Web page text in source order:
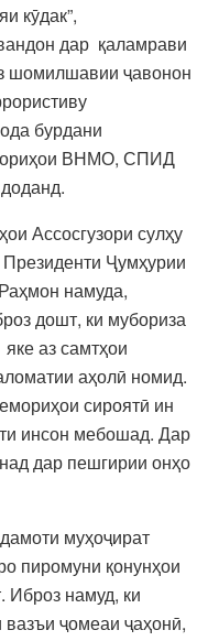
кӯдак”,
дар қаламрави
шомилшавии ҷавонон
бурдани
ВНМО, СПИД
Ассосгузори сулҳу
Ҷумҳурии
намуда,
дошт, ки мубориза
аз самтҳои
аҳолӣ номид.
сироятӣ ин
инсон мебошад. Дар
дар пешгирии онҳо
муҳоҷират
пиромуни қонунҳои
Иброз намуд, ки
ҷомеаи ҷаҳонӣ,